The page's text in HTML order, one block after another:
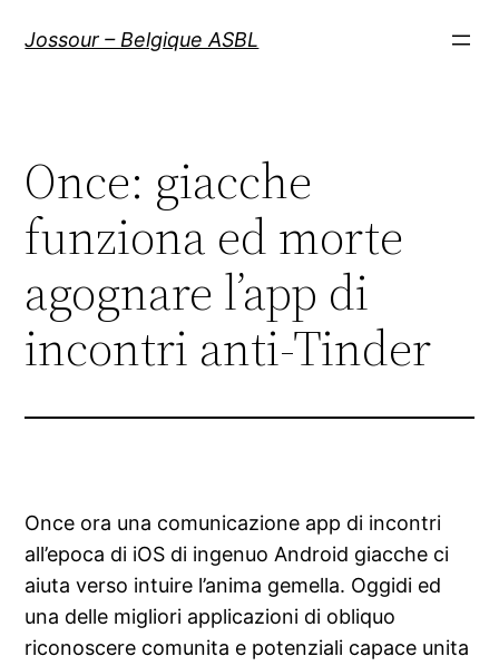
Jossour – Belgique ASBL
Once: giacche
funziona ed morte
agognare l’app di
incontri anti-Tinder
Once ora una comunicazione app di incontri
all’epoca di iOS di ingenuo Android giacche ci
aiuta verso intuire l’anima gemella. Oggidi ed
una delle migliori applicazioni di obliquo
riconoscere comunita e potenziali capace unita